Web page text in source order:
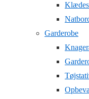
Garderobe